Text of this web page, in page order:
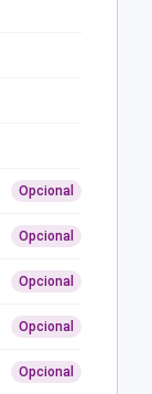
Opcional
Opcional
Opcional
Opcional
Opcional